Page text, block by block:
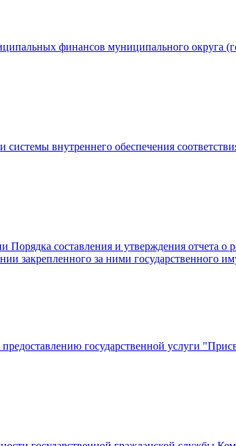
финансов муниципального округа
внутреннего обеспечения
составления и утверждения отчета о
закрепленного за ними государственного
государственной услуги